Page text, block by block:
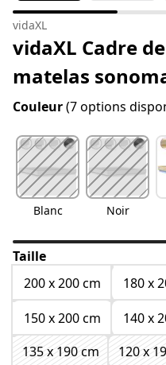
vidaXL
vidaXL Cadre
matelas
Couleur(7 options
Blanc Noir
Taille
200 x 200 cm
180 x
150 x 200 cm
140 x
135 x 190 cm
120 x